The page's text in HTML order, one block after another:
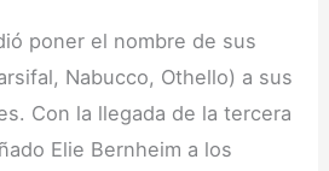
poner el nombre de sus
Nabucco, Othello) a sus
Con la llegada de la tercera
Elie Bernheim a los